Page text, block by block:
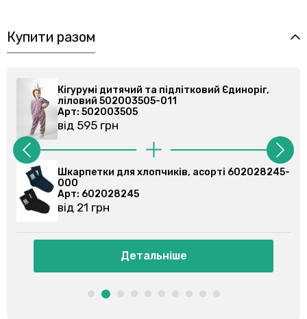
Купити разом
Єдиноріг,
асорті 602028245-
Кігурумі дитячий та
ліловий 502003505-011
Шкарпетки для